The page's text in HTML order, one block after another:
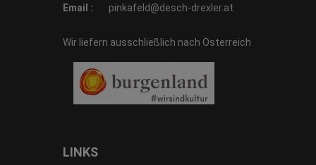
Email : pinkafeld@desch-drexler.at
Wir liefern ausschließlich nach Österreich
LINKS